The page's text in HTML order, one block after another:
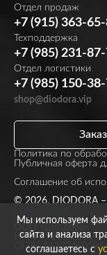
Отдел продаж
+7 (915) 363-
Техподдержка
+7 (985) 231-
Отдел логистики
+7 (985) 150-
shop@diodora.vip
Политика по
Публичная оферта
Соглашение об
© 2026, DIODORA
ООО «Диодора»
ИНН 7723860297
ОГРН
Мы используем
сайта и анализа
соглашаетесь с